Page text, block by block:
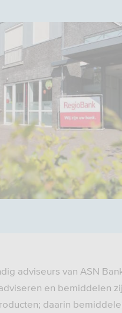
adviseurs van ASN
en bemiddelen
daarin